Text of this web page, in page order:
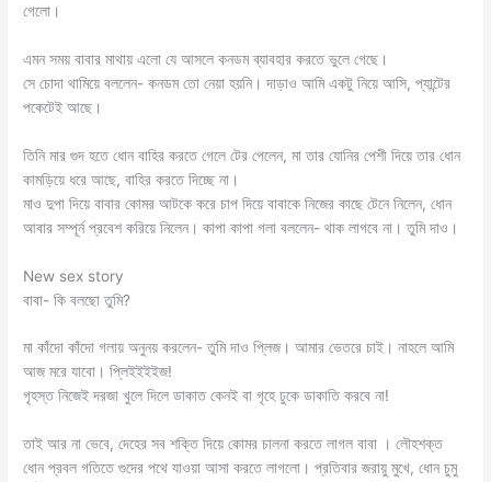
গেলো।
এমন সময় বাবার মাথায় এলো যে আসলে কনডম ব্যাবহার করতে ভুলে গেছে।
সে চোদা থামিয়ে বললেন- কনডম তো নেয়া হয়নি। দাড়াও আমি একটু নিয়ে আসি, প্যান্টের
পকেটেই আছে।
তিনি মার গুদ হতে ধোন বাহির করতে গেলে টের পেলেন, মা তার যোনির পেশী দিয়ে তার ধোন
কামড়িয়ে ধরে আছে, বাহির করতে দিচ্ছে না।
মাও দুপা দিয়ে বাবার কোমর আটকে করে চাপ দিয়ে বাবাকে নিজের কাছে টেনে নিলেন, ধোন
আবার সম্পূর্ন প্রবেশ করিয়ে নিলেন। কাপা কাপা গলা বললেন- থাক লাগবে না। তুমি দাও।
New sex story
বাবা- কি বলছো তুমি?
মা কাঁদো কাঁদো গলায় অনুনয় করলেন- তুমি দাও প্লিজ। আমার ভেতরে চাই। নাহলে আমি
আজ মরে যাবো। প্লিইইইইজ!
গৃহস্ত নিজেই দরজা খুলে দিলে ডাকাত কেনই বা গৃহে ঢুকে ডাকাতি করবে না!
তাই আর না ভেবে, দেহের সব শক্তি দিয়ে কোমর চালনা করতে লাগল বাবা । লৌহশক্ত
ধোন প্রবল গতিতে গুদের পথে যাওয়া আসা করতে লাগলো। প্রতিবার জরায়ু মুখে, ধোন চুমু